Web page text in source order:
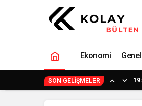
Ekonomi Genel
SON GELIŞMELER
Miley Cyrus